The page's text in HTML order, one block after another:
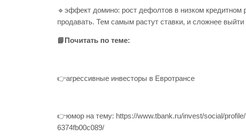
🔹эффект домино: рост дефолтов в низком кредитном
продавать. Тем самым растут ставки, и сложнее
📘 Почитать по теме:
👉агрессивные инвесторы в Евротрансе
👉юмор на тему: https://www.tbank.ru/invest/social/
6374fb00c089/